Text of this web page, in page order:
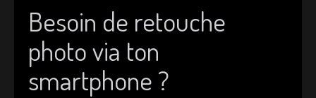
Besoin de retouche
photo via ton
smartphone ?